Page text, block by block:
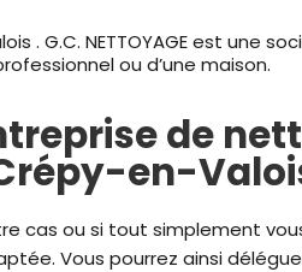
G.C. NETTOYAGE est une
ou d’une maison.
de
en-
cas ou si tout simplement
Vous pourrez ainsi